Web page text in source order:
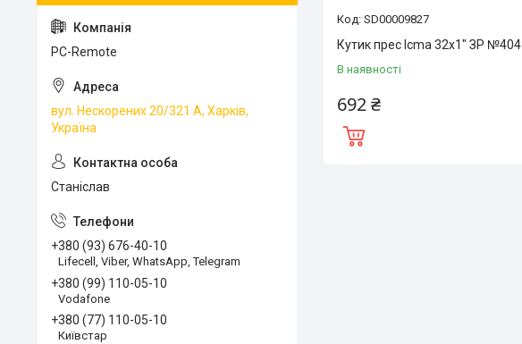
SD00009827
Кутик прес Icma 32х1" ЗР №404
В наявності
692 ₴
PC-Remote
вул. Нескорених 20/321 А, Харків,
Україна
Станіслав
+380 (93) 676-40-10
Lifecell, Viber, WhatsApp, Telegram
+380 (99) 110-05-10
Vodafone
+380 (77) 110-05-10
Київстар